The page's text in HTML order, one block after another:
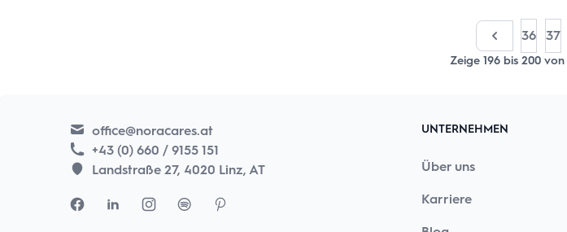
36 37
Zeige 196 bis 200 von
office@noracares.at
+43 (0) 660 / 9155 151
Landstraße 27, 4020 Linz, AT
UNTERNEHMEN
Über uns
Karriere